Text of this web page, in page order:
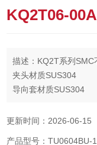
KQ2T06-
描述：KQ2T系列SMC
夹头材质SUS304
导向套材质SUS304
密封件、O形圈材质NBR
更新时间：2026-06-15
产品型号：TU0604BU-